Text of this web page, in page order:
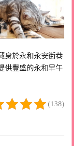
身於永和永安街巷
供豐盛的永和早午
(138)